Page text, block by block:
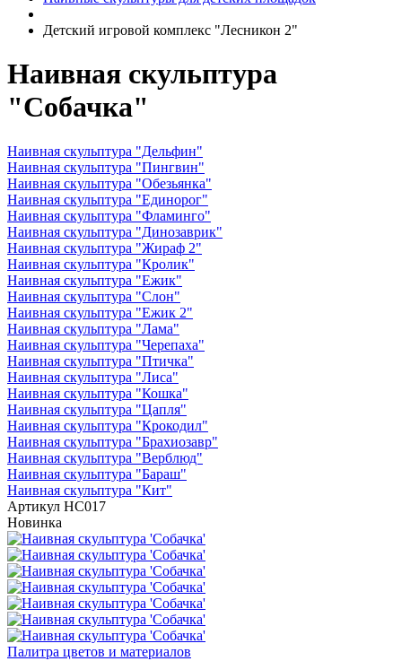
Детский игровой комплекс "Лесникон 2"
Наивная скульптура
"Собачка"
Наивная скульптура "Дельфин"
Наивная скульптура "Пингвин"
Наивная скульптура "Обезьянка"
Наивная скульптура "Единорог"
Наивная скульптура "Фламинго"
Наивная скульптура "Динозаврик"
Наивная скульптура "Жираф 2"
Наивная скульптура "Кролик"
Наивная скульптура "Ежик"
Наивная скульптура "Слон"
Наивная скульптура "Ежик 2"
Наивная скульптура "Лама"
Наивная скульптура "Черепаха"
Наивная скульптура "Птичка"
Наивная скульптура "Лиса"
Наивная скульптура "Кошка"
Наивная скульптура "Цапля"
Наивная скульптура "Крокодил"
Наивная скульптура "Брахиозавр"
Наивная скульптура "Верблюд"
Наивная скульптура "Бараш"
Наивная скульптура "Кит"
Артикул НС017
Новинка
Палитра цветов и материалов